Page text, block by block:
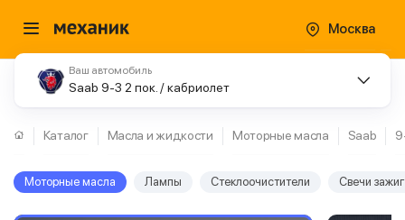
Москва
Ваш автомобиль
Saab 9-3 2 пок. / кабриолет
Каталог Масла и жидкости Моторные масла Saab
Моторные масла Лампы Стеклоочистители Свечи